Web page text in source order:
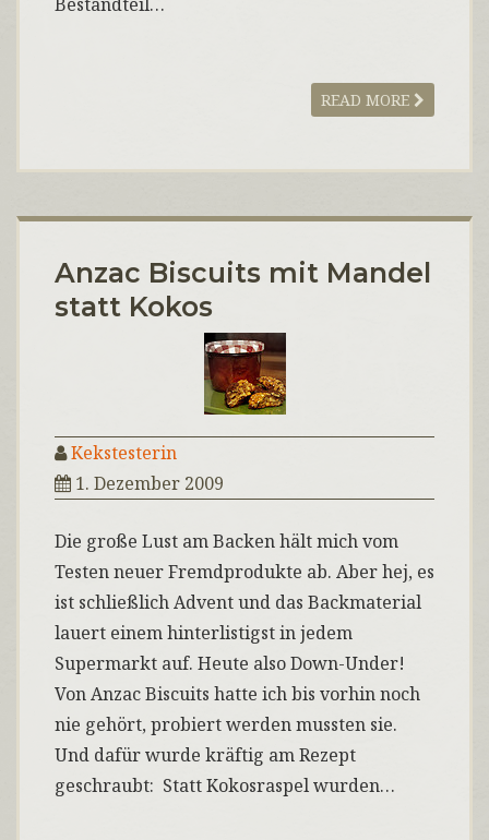
READ MORE
Anzac Biscuits mit Mandel
statt Kokos
Kekstesterin
1. Dezember 2009
Die große Lust am Backen hält mich vom
Testen neuer Fremdprodukte ab. Aber hej, es
ist schließlich Advent und das Backmaterial
lauert einem hinterlistigst in jedem
Supermarkt auf. Heute also Down-Under!
Von Anzac Biscuits hatte ich bis vorhin noch
nie gehört, probiert werden mussten sie.
Und dafür wurde kräftig am Rezept
geschraubt: Statt Kokosraspel wurden…